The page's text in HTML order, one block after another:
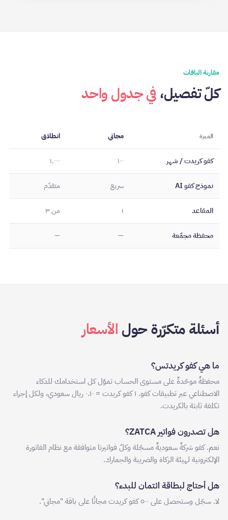
مقارنة الباقات
كلّ تفصيل، في جدول واحد
الميزة مجاني انطلاق
كفو كريدت / شهر ١٠٠ ١٬٠٠٠
نموذج كفو AI سريع متقدّم
المقاعد ١ من ٣
محفظة مجمّعة —
—
أسئلة متكرّرة حول الأسعار
ما هي كفو كريدتس؟
محفظةٌ موحّدةٌ على مستوى الحساب تموّل كل استخدامك للذكاء
الاصطناعي عبر تطبيقات كفو. ١ كفو كريدت = ٠.١٠ ريال سعودي، ولكل إجراء
تكلفة ثابتة بالكريدت.
هل تصدرون فواتير ZATCA؟
نعم. كفو شركةٌ سعوديةٌ مسجّلة وكلّ فواتيرنا متوافقة مع نظام الفاتورة
الإلكترونية لهيئة الزكاة والضريبة والجمارك.
هل أحتاج لبطاقة ائتمان للبدء؟
لا. سجّل وستحصل على ٥٠٠ كفو كريدت مجانًا على باقة "مجاني".